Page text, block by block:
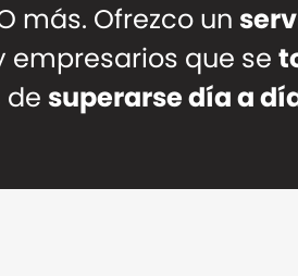
más. Ofrezco un
empresarios que se
de superarse día a